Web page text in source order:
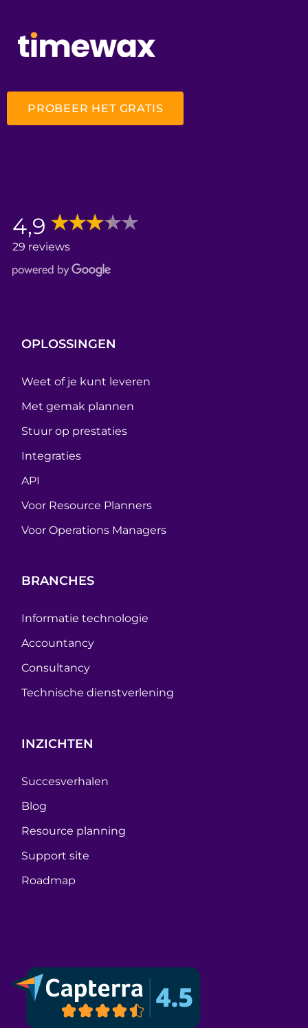
PROBEER HET GRATIS
4,9
29 reviews
OPLOSSINGEN
Weet of je kunt leveren
Met gemak plannen
Stuur op prestaties
Integraties
API
Voor Resource Planners
Voor Operations Managers
BRANCHES
Informatie technologie
Accountancy
Consultancy
Technische dienstverlening
INZICHTEN
Succesverhalen
Blog
Resource planning
Support site
Roadmap